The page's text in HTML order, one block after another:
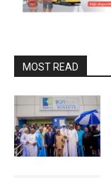
MOST READ